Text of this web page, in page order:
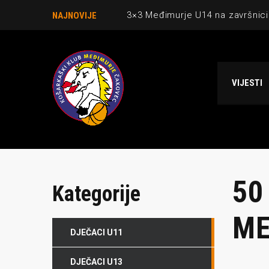
NAJNOVIJE 3×3 Međimurje U14 na
Međimurje u revijalnoj utakmici
VIJESTI
Kategorije
DJEČACI U11
DJEČACI U13